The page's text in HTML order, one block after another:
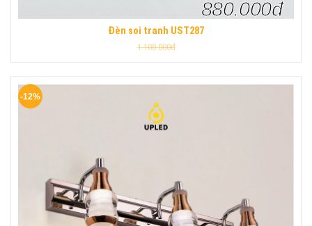
Đèn soi tranh UST287
880.000đ
1.100.000đ
-12%